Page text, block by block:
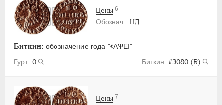
НД
Биткин: обозначение года "҂АѰЕI"
0
#3080 (R)
Цены 6
Цены 7